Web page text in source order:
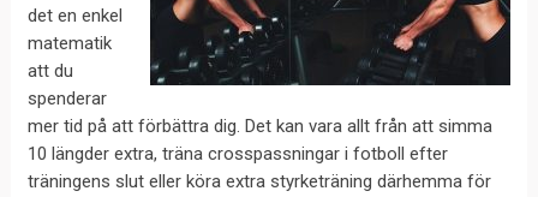
det en enkel
matematik
att du
spenderar
mer tid på att förbättra dig. Det kan vara allt från att simma
10 längder extra, träna crosspassningar i fotboll efter
träningens slut eller köra extra styrketräning därhemma för